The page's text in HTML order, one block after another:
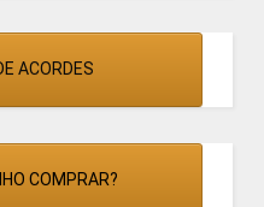
ACORDES
COMPRAR?